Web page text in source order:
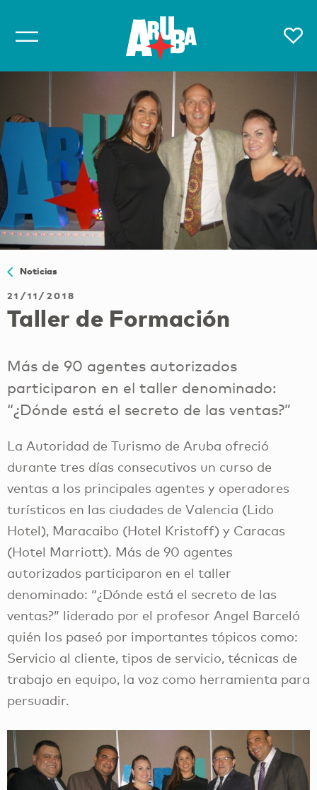
Noticias
21/11/2018
Taller de Formación
Más de 90 agentes autorizados
participaron en el taller denominado:
“¿Dónde está el secreto de las ventas?”
La Autoridad de Turismo de Aruba ofreció
durante tres días consecutivos un curso de
ventas a los principales agentes y operadores
turísticos en las ciudades de Valencia (Lido
Hotel), Maracaibo (Hotel Kristoff) y Caracas
(Hotel Marriott). Más de 90 agentes
autorizados participaron en el taller
denominado: “¿Dónde está el secreto de las
ventas?” liderado por el profesor Angel Barceló
quién los paseó por importantes tópicos como:
Servicio al cliente, tipos de servicio, técnicas de
trabajo en equipo, la voz como herramienta para
persuadir.